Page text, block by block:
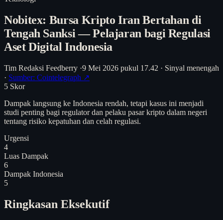
Nobitex: Bursa Kripto Iran Bertahan di
Tengah Sanksi — Pelajaran bagi Regulasi
Aset Digital Indonesia
Tim Redaksi Feedberry ·9 Mei 2026 pukul 17.42 · Sinyal menengah
· Sumber: Cointelegraph ↗
5 Skor
Dampak langsung ke Indonesia rendah, tetapi kasus ini menjadi
studi penting bagi regulator dan pelaku pasar kripto dalam negeri
tentang risiko kepatuhan dan celah regulasi.
Urgensi
4
Luas Dampak
6
Dampak Indonesia
5
Ringkasan Eksekutif